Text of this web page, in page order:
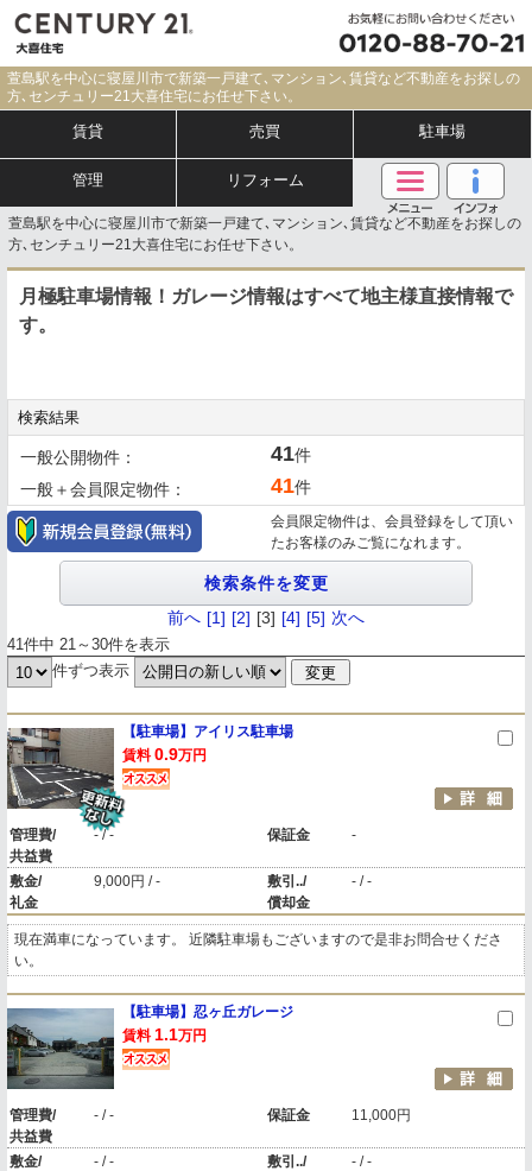
萱島駅を中心に寝屋川市で新築一戸建て､マンション､賃貸など不動産をお探しの
方､センチュリー21大喜住宅にお任せ下さい。
賃貸 売買 駐車場
管理 リフォーム
萱島駅を中心に寝屋川市で新築一戸建て､マンション､賃貸など不動産をお探しの
方､センチュリー21大喜住宅にお任せ下さい。
月極駐車場情報！ガレージ情報はすべて地主様直接情報で
す。
検索結果
一般公開物件： 41件
一般＋会員限定物件：
41件
会員限定物件は、会員登録をして頂い
たお客様のみご覧になれます。
41件中 21～30件を表示
前へ [1] [2] [3] [4] [5] 次へ
件ずつ表示
【駐車場】アイリス駐車場
賃料 0.9万円
管理費/
共益費
- / - 保証金 -
敷金/
礼金
9,000円 / -
敷引../
償却金
- / -
現在満車になっています。 近隣駐車場もございますので是非お問合せくださ
い。
【駐車場】忍ヶ丘ガレージ
賃料 1.1万円
管理費/
共益費
- / - 保証金 11,000円
敷金/
- / -
敷引../
- / -